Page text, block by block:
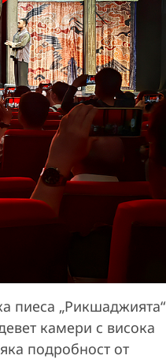
пиеса „Рикшаджията“
камери с висока
подробност от